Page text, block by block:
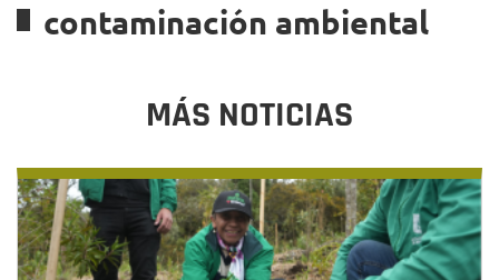
contaminación ambiental
MÁS NOTICIAS